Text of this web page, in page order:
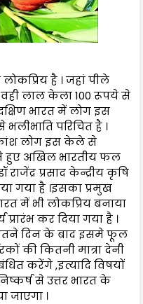
है । जहां पीले
लाल केला 100 रूपये से
भारत में लोग इस
परिचित है ।
लोग इस केले से
हुए अखिल भारतीय फल
प्रसाद केन्द्रीय कृषि
गया है ।इसका प्रमुख
में भी लोकप्रिय बनाया
कर दिया गया है ।
दिन के बाद इसमे फूल
की कितनी मात्रा देनी
करेंगे ,इत्यादि विषयों
से उत्तर भारत के
जाएगा ।